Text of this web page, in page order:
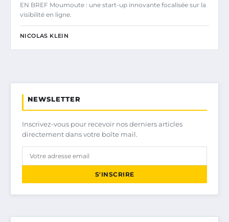
EN BREF Moumoute : une start-up innovante focalisée sur la
visibilité en ligne.
NICOLAS KLEIN
NEWSLETTER
Inscrivez-vous pour recevoir nos derniers articles
directement dans votre boîte mail.
S'INSCRIRE